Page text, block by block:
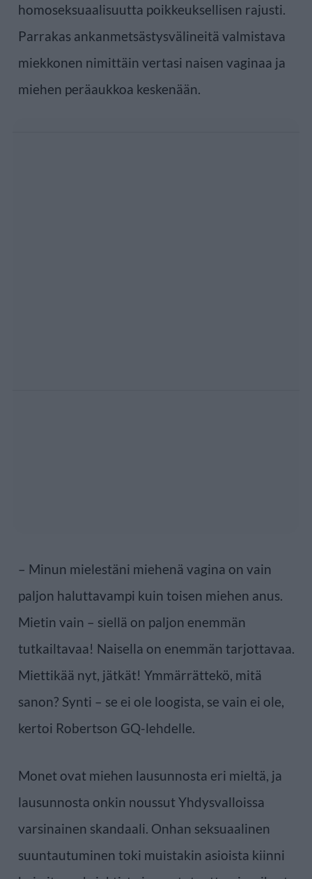
homoseksuaalisuutta poikkeuksellisen rajusti.
Parrakas ankanmetsästysvälineitä valmistava
miekkonen nimittäin vertasi naisen vaginaa ja
miehen peräaukkoa keskenään.
– Minun mielestäni miehenä vagina on vain
paljon haluttavampi kuin toisen miehen anus.
Mietin vain – siellä on paljon enemmän
tutkailtavaa! Naisella on enemmän tarjottavaa.
Miettikää nyt, jätkät! Ymmärrättekö, mitä
sanon? Synti – se ei ole loogista, se vain ei ole,
kertoi Robertson GQ-lehdelle.
Monet ovat miehen lausunnosta eri mieltä, ja
lausunnosta onkin noussut Yhdysvalloissa
varsinainen skandaali. Onhan seksuaalinen
suuntautuminen toki muistakin asioista kiinni